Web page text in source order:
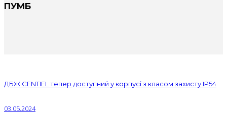
ПУМБ
ДБЖ CENTIEL тепер доступний у корпусі з класом захисту IP54
03.05.2024